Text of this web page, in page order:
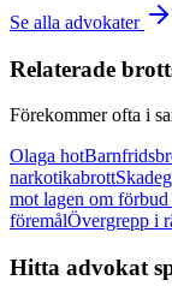
Se alla advokater
Relaterade
Förekommer ofta i
Olaga hot
narkotikabrott
mot lagen om
föremålÖvergrepp i
Hitta advokat